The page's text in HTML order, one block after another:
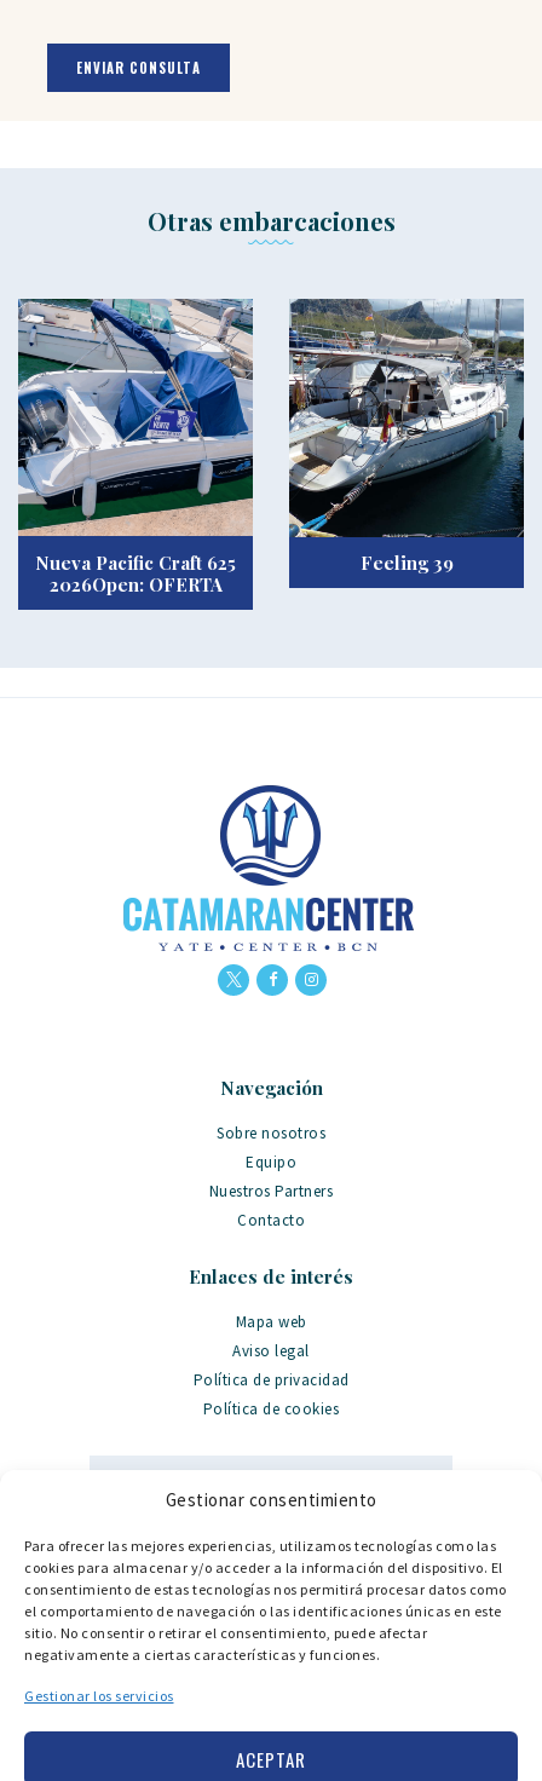
Gestionar consentimiento
Para ofrecer las mejores experiencias, utilizamos tecnologías como las
cookies para almacenar y/o acceder a la información del dispositivo. El
consentimiento de estas tecnologías nos permitirá procesar datos como
el comportamiento de navegación o las identificaciones únicas en este
sitio. No consentir o retirar el consentimiento, puede afectar
negativamente a ciertas características y funciones.
Gestionar los servicios
ACEPTAR
Otras embarcaciones
Nueva Pacific Craft 625
2026Open: OFERTA
Feeling 39
Navegación
Sobre nosotros
Equipo
Nuestros Partners
Contacto
Enlaces de interés
Mapa web
Aviso legal
Política de privacidad
Política de cookies
Datos de contacto
PORT GINESTA, Local 324, 08860 Castelldefels
info@catamarancenter.com
+34 936 652 211